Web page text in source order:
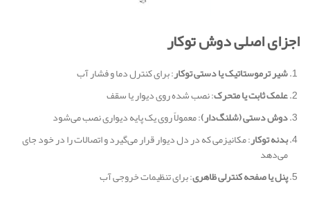
اجزای اصلی دوش توکار
شیر ترموستاتیک یا دستی توکار: برای کنترل دما و فشار آب
علمک ثابت یا متحرک: نصب شده روی دیوار یا سقف
دوش‌ دستی (شلنگ‌دار): معمولاً روی یک پایه دیواری نصب می‌شود
بدنه توکار: مکانیزمی که در دل دیوار قرار می‌گیرد و اتصالات را در خود جای
می‌دهد
پنل یا صفحه کنترلی ظاهری: برای تنظیمات خروجی آب